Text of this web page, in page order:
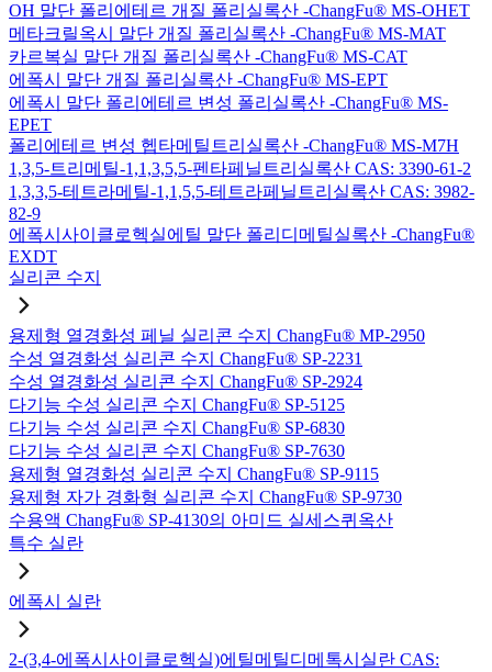
OH 말단 폴리에테르 개질 폴리실록산 -ChangFu® MS-OHET
메타크릴옥시 말단 개질 폴리실록산 -ChangFu® MS-MAT
카르복실 말단 개질 폴리실록산 -ChangFu® MS-CAT
에폭시 말단 개질 폴리실록산 -ChangFu® MS-EPT
에폭시 말단 폴리에테르 변성 폴리실록산 -ChangFu® MS-
EPET
폴리에테르 변성 헵타메틸트리실록산 -ChangFu® MS-M7H
1,3,5-트리메틸-1,1,3,5,5-펜타페닐트리실록산 CAS: 3390-61-2
1,3,3,5-테트라메틸-1,1,5,5-테트라페닐트리실록산 CAS: 3982-
82-9
에폭시사이클로헥실에틸 말단 폴리디메틸실록산 -ChangFu®
EXDT
실리콘 수지
용제형 열경화성 페닐 실리콘 수지 ChangFu® MP-2950
수성 열경화성 실리콘 수지 ChangFu® SP-2231
수성 열경화성 실리콘 수지 ChangFu® SP-2924
다기능 수성 실리콘 수지 ChangFu® SP-5125
다기능 수성 실리콘 수지 ChangFu® SP-6830
다기능 수성 실리콘 수지 ChangFu® SP-7630
용제형 열경화성 실리콘 수지 ChangFu® SP-9115
용제형 자가 경화형 실리콘 수지 ChangFu® SP-9730
수용액 ChangFu® SP-4130의 아미드 실세스퀴옥산
특수 실란
에폭시 실란
2-(3,4-에폭시사이클로헥실)에틸메틸디메톡시실란 CAS: